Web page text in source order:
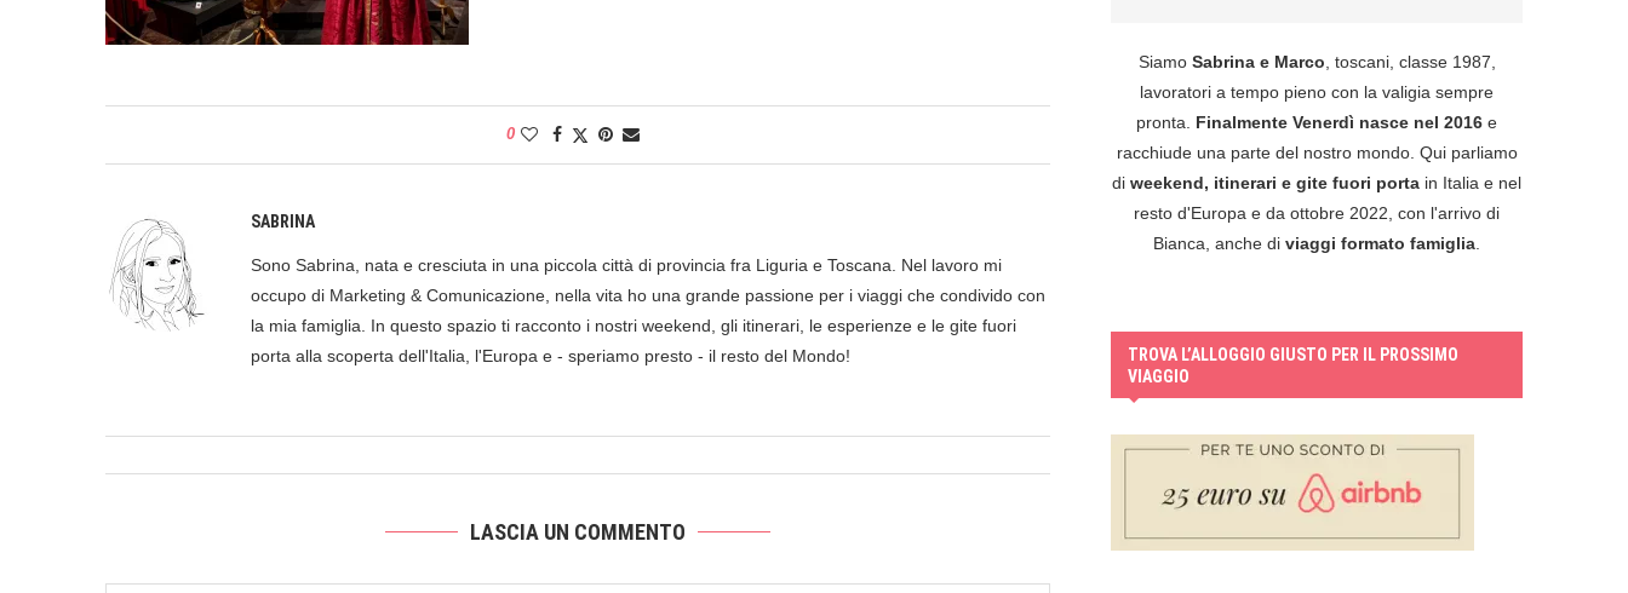
0
SABRINA
Sono Sabrina, nata e cresciuta in una piccola città di provincia fra Liguria e Toscana. Nel lavoro mi
occupo di Marketing & Comunicazione, nella vita ho una grande passione per i viaggi che condivido con
la mia famiglia. In questo spazio ti racconto i nostri weekend, gli itinerari, le esperienze e le gite fuori
porta alla scoperta dell'Italia, l'Europa e - speriamo presto - il resto del Mondo!
LASCIA UN COMMENTO
Siamo Sabrina e Marco , toscani, classe 1987,
lavoratori a tempo pieno con la valigia sempre
pronta. Finalmente Venerdì nasce nel 2016 e
racchiude una parte del nostro mondo. Qui parliamo
di weekend, itinerari e gite fuori porta in Italia e nel
resto d'Europa e da ottobre 2022, con l'arrivo di
Bianca, anche di viaggi formato famiglia
TROVA L’ALLOGGIO GIUSTO PER IL PROSSIMO
VIAGGIO